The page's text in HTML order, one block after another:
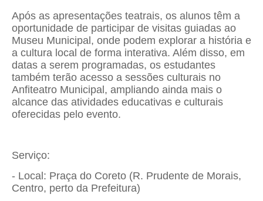
Após as apresentações teatrais, os alunos têm a
oportunidade de participar de visitas guiadas ao
Museu Municipal, onde podem explorar a história e
a cultura local de forma interativa. Além disso, em
datas a serem programadas, os estudantes
também terão acesso a sessões culturais no
Anfiteatro Municipal, ampliando ainda mais o
alcance das atividades educativas e culturais
oferecidas pelo evento.
Serviço:
- Local: Praça do Coreto (R. Prudente de Morais,
Centro, perto da Prefeitura)